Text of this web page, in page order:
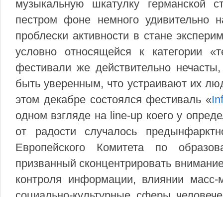
музыкальную шкатулку германской
пестром фоне немного удивительно
проблески активности в стане
условно относящейся к категории
фестивали же действительно
быть уверенным, что устраивают их
этом декабре состоялся фестиваль «
одном взгляде на line-up коего у
от радости случалось
Европейского Комитета по
призванный сконцентрировать
контроля информации, влиянии